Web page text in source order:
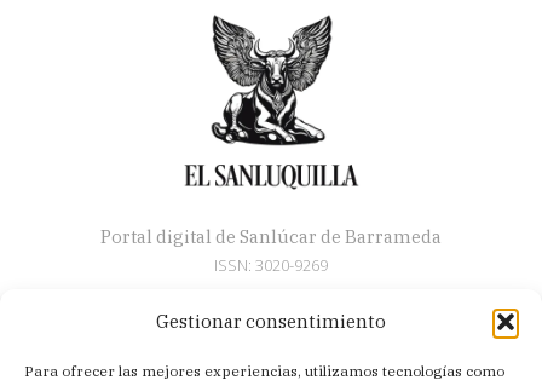
Gestionar consentimiento
Para ofrecer las mejores experiencias, utilizamos tecnologías como
Portal digital de Sanlúcar de Barrameda
ISSN: 3020-9269